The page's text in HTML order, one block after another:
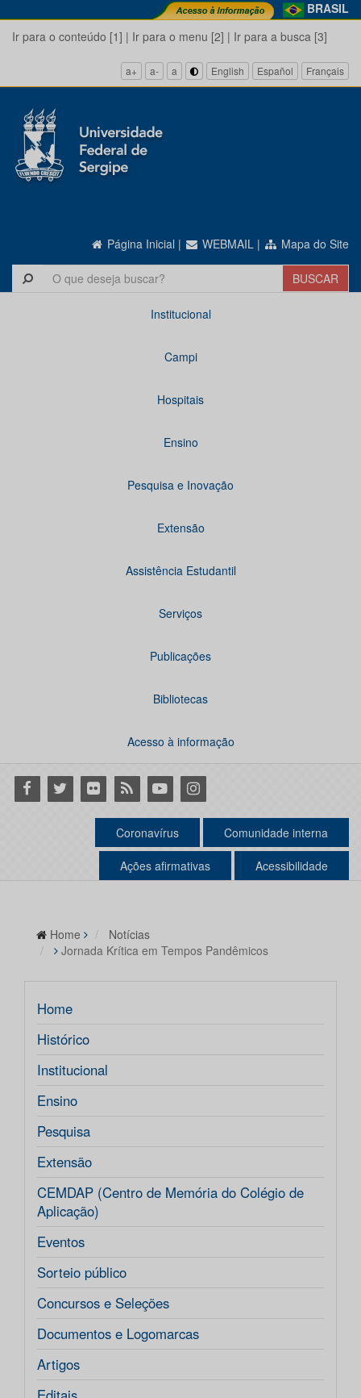
BRASIL
Ir para o conteúdo [1] | Ir para o menu [2] | Ir para a busca [3]
a+ a- a English Español Français
Página Inicial | WEBMAIL | Mapa do Site
Institucional
Campi
Hospitais
Ensino
Pesquisa e Inovação
Extensão
Assistência Estudantil
Serviços
Publicações
Bibliotecas
Acesso à informação
Facebook
Twitter Flickr RSS YoutubeInstagram
Coronavírus Comunidade interna
Ações afirmativas Acessibilidade
Home
Notícias
Jornada Krítica em Tempos Pandêmicos
Home
Histórico
Institucional
Ensino
Pesquisa
Extensão
CEMDAP (Centro de Memória do Colégio de
Aplicação)
Eventos
Sorteio público
Concursos e Seleções
Documentos e Logomarcas
Artigos